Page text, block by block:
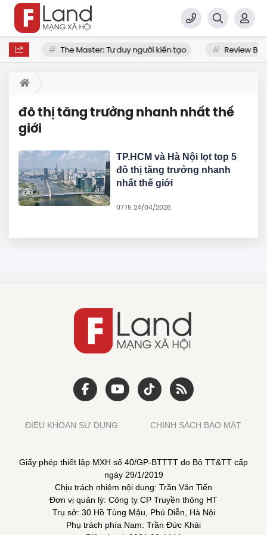
nhà The Master: Tư duy người kiến tạo Review
đô thị tăng trưởng nhanh nhất thế
giới
TP.HCM và Hà Nội lọt top 5
đô thị tăng trưởng nhanh
nhất thế giới
07:15 24/04/2026
ĐIỀU KHOẢN SỬ DỤNG CHÍNH SÁCH BẢO MẬT
Giấy phép thiết lập MXH số 40/GP-BTTTT do Bộ TT&TT cấp
ngày 29/1/2019
Chịu trách nhiệm nội dung: Trần Văn Tiến
Đơn vị quản lý: Công ty CP Truyền thông HT
Trụ sở: 30 Hồ Tùng Mậu, Phú Diễn, Hà Nội
Phụ trách phía Nam: Trần Đức Khải